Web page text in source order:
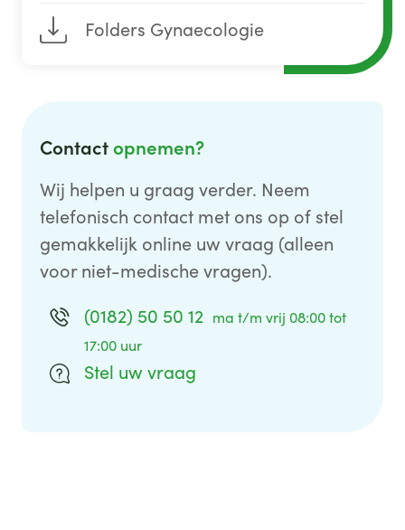
Folders Gynaecologie
Contact opnemen?
Wij helpen u graag verder. Neem
telefonisch contact met ons op of stel
gemakkelijk online uw vraag (alleen
voor niet-medische vragen).
(0182) 50 50 12 ma t/m vrij 08:00 tot
17:00 uur
Stel uw vraag